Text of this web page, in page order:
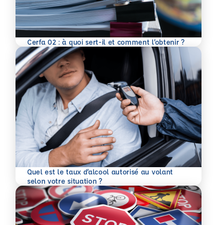
Cerfa 02 : à quoi sert-il et comment l’obtenir ?
En savoir plus
Quel est le taux d’alcool autorisé au volant
selon votre situation ?
En savoir plus